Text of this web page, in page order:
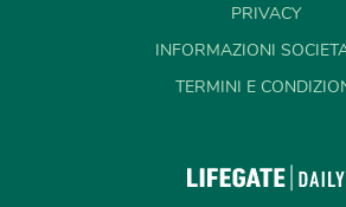
PRIVACY
INFORMAZIONI
TERMINI E